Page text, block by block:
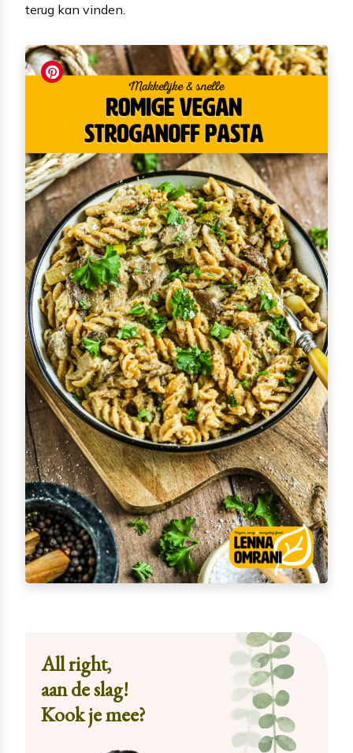
terug kan vinden.
All right,
aan de slag!
Kook je mee?